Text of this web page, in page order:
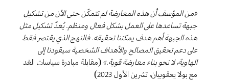
«من المؤسف أن هذه المعارضة لم تتمكّن حتى الآن من تشكيل
جبهة تساعدها على العمل بشكل فعال ومنظم. يُعدّ تشكيل مثل
هذه الجبهة أهم هدف يمكننا تحقيقه. فالنهج الذي يقتصر فقط
على دعم تحقيق المصالح والأهداف الشخصية سيقودنا إلى
الهاوية، لا نحو بناء معارضة قوية.»(مقابلة مبادرة سياسات الغد
مع بولا يعقوبيان، تشرين الأول 2023)